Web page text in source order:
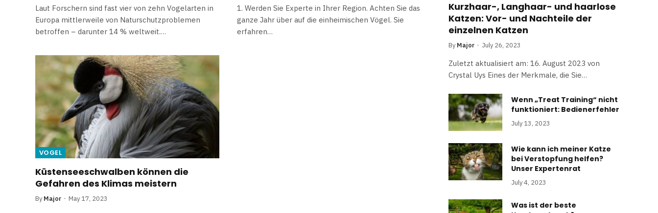
Laut Forschern sind fast vier von zehn Vogelarten in
Europa mittlerweile von Naturschutzproblemen
betroffen – darunter 14 % weltweit.…
1. Werden Sie Experte in Ihrer Region. Achten Sie das
ganze Jahr über auf die einheimischen Vögel. Sie
erfahren…
VOGEL
Küstenseeschwalben können die
Gefahren des Klimas meistern
By Major May 17, 2023
Kurzhaar-, Langhaar- und haarlose
Katzen: Vor- und Nachteile der
einzelnen Katzen
By Major July 26, 2023
Zuletzt aktualisiert am: 16. August 2023 von
Crystal Uys Eines der Merkmale, die Sie…
Wenn „Treat Training“ nicht
funktioniert: Bedienerfehler
July 13, 2023
Wie kann ich meiner Katze
bei Verstopfung helfen?
Unser Expertenrat
July 4, 2023
Was ist der beste